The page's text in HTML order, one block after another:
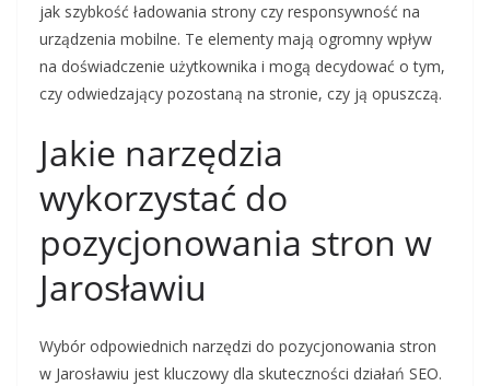
jak szybkość ładowania strony czy responsywność na
urządzenia mobilne. Te elementy mają ogromny wpływ
na doświadczenie użytkownika i mogą decydować o tym,
czy odwiedzający pozostaną na stronie, czy ją opuszczą.
Jakie narzędzia
wykorzystać do
pozycjonowania stron w
Jarosławiu
Wybór odpowiednich narzędzi do pozycjonowania stron
w Jarosławiu jest kluczowy dla skuteczności działań SEO.